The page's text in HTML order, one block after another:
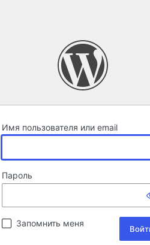
Имя пользователя или email
Пароль
Запомнить меня